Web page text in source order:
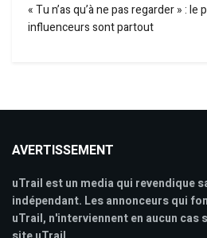
« Tu n’as qu’à ne pas regarder » : le
influenceurs sont partout
AVERTISSEMENT
uTrail est un media qui revendique
indépendant. Les annonceurs qui
uTrail, n'interviennent en aucun cas